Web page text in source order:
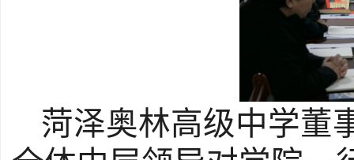
菏泽奥林高级中学董